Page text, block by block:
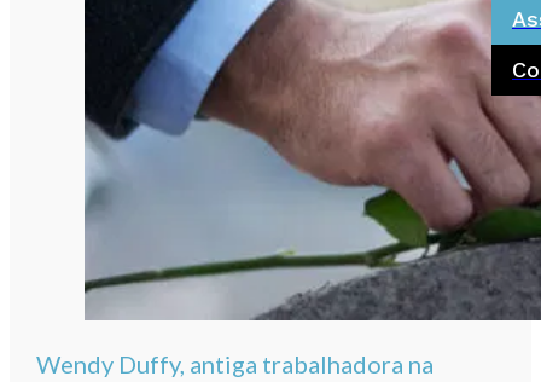
Wendy Duffy, antiga trabalhadora na